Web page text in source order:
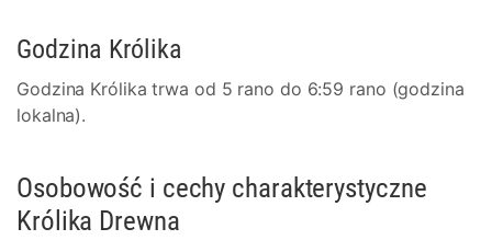
Godzina Królika
Godzina Królika trwa od 5 rano do 6:59 rano (godzina
lokalna).
Osobowość i cechy charakterystyczne
Królika Drewna